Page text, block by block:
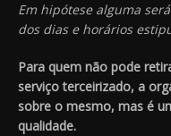
Em hipótese alguma
dos dias e horários
Para quem não pode
serviço terceirizado, a
sobre o mesmo, mas é
qualidade.